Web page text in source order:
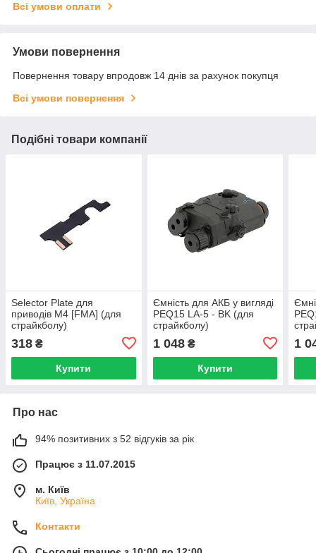
Всі умови оплати
Умови повернення
Повернення товару впродовж 14 днів за рахунок покупця
Всі умови повернення
Подібні товари компанії
Selector Plate для
приводів M4 [FMA] (для
страйкболу)
318 ₴
Купити
Ємність для АКБ у вигляді
PEQ15 LA-5 - BK (для
страйкболу)
1 048₴
Купити
1
Про нас
94% позитивних з 52 відгуків за рік
Працює з 11.07.2015
м. Київ
Київ, Україна
Контакти